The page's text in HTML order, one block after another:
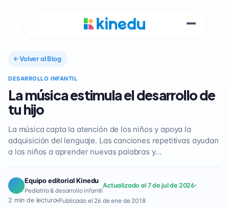
Volver al Blog
DESARROLLO INFANTIL
La música estimula el desarrollo de
tu hijo
La música capta la atención de los niños y apoya la
adquisición del lenguaje. Las canciones repetitivas ayudan
a los niños a aprender nuevas palabras y…
Equipo editorial Kinedu
Pediatría & desarrollo infantil
Actualizado el 7 de jul de 2026
2 min de lectura Publicado el 26 de ene de 2018